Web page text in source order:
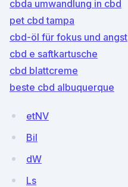
cbda umwandlung in cbd
pet cbd tampa
cbd-öl für fokus und angst
cbd e saftkartusche
cbd blattcreme
beste cbd albuquerque
etNV
BiI
dW
Ls